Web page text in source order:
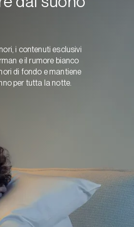
i contenuti esclusivi
e il rumore bianco
di fondo e mantiene
per tutta la notte.